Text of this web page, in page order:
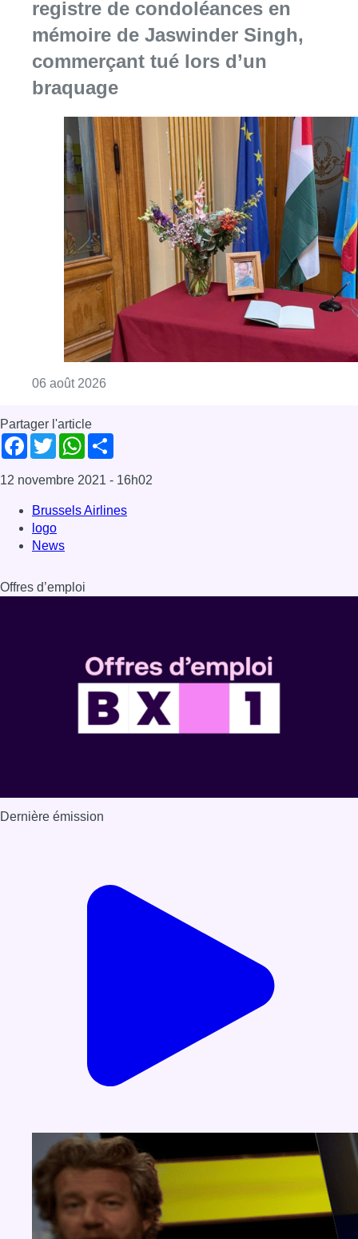
registre de condoléances en
mémoire de Jaswinder Singh,
commerçant tué lors d’un
braquage
06 août 2026
Partager l'article
Facebook
TwitterWhatsApp
12 novembre 2021 - 16h02
Brussels Airlines
logo
News
Offres d’emploi
Dernière émission